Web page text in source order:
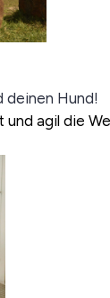
deinen Hund!
und agil die